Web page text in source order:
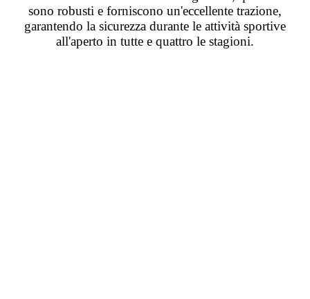
sono robusti e forniscono un'eccellente trazione,
garantendo la sicurezza durante le attività sportive
all'aperto in tutte e quattro le stagioni.